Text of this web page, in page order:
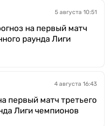
5 августа 10:51
на первый матч
раунда Лиги
4 августа 16:43
первый матч третьего
Лиги чемпионов